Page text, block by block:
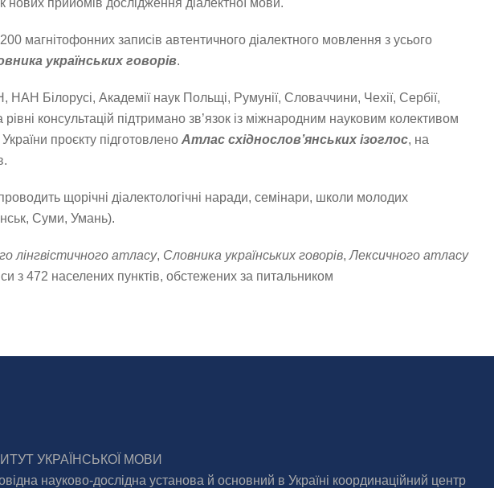
нових прийомів дослідження діалектної мови.
магнітофонних записів автентичного діалектного мовлення з усього
українських говорів.
НАН Білорусі, Академії наук Польщі, Румунії, Словаччини, Чехії, Сербії,
консультацій підтримано зв’язок із міжнародним науковим колективом
проєкту підготовлено Атлас східнослов’янських ізоглос, на
щорічні діалектологічні наради, семінари, школи молодих
Суми, Умань).
лінгвістичного атласу, Словника українських говорів, Лексичного атласу
з 472 населених пунктів, обстежених за питальником
УКРАЇНСЬКОЇ МОВИ
науково-дослідна установа й основний в Україні координаційний центр